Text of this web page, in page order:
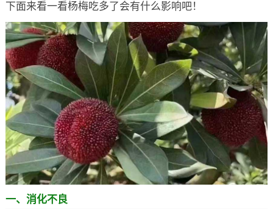
下面来看一看杨梅吃多了会有什么影响吧！
一、消化不良